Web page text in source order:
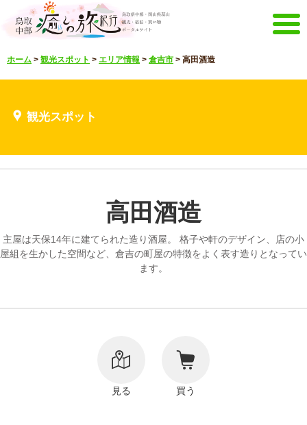
ホーム イベントキャンペーン
見どころ映像
その他のメニュー
お問い合わせ
ホーム > 観光スポット > エリア情報 > 倉吉市 > 高田酒造
観光スポット
高田酒造
主屋は天保14年に建てられた造り酒屋。 格子や軒のデザイン、店の小
屋組を生かした空間など、倉吉の町屋の特徴をよく表す造りとなってい
ます。
見る 買う